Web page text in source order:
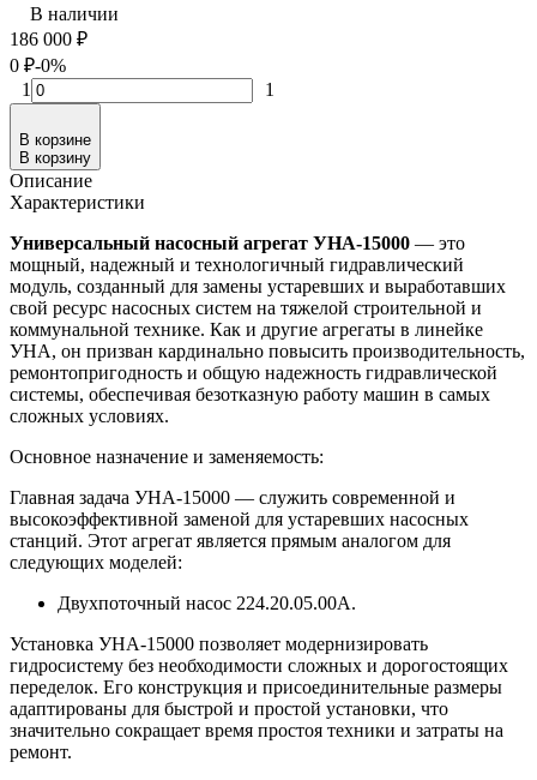
В наличии
186 000 ₽
0 ₽-0%
1
1
В корзине
В корзину
Описание
Характеристики
Универсальный насосный агрегат УНА-15000 — это
мощный, надежный и технологичный гидравлический
модуль, созданный для замены устаревших и выработавших
свой ресурс насосных систем на тяжелой строительной и
коммунальной технике. Как и другие агрегаты в линейке
УНА, он призван кардинально повысить производительность,
ремонтопригодность и общую надежность гидравлической
системы, обеспечивая безотказную работу машин в самых
сложных условиях.
Основное назначение и заменяемость:
Главная задача УНА-15000 — служить современной и
высокоэффективной заменой для устаревших насосных
станций. Этот агрегат является прямым аналогом для
следующих моделей:
Двухпоточный насос 224.20.05.00А.
Установка УНА-15000 позволяет модернизировать
гидросистему без необходимости сложных и дорогостоящих
переделок. Его конструкция и присоединительные размеры
адаптированы для быстрой и простой установки, что
значительно сокращает время простоя техники и затраты на
ремонт.